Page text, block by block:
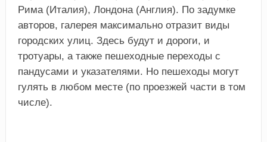
Рима (Италия), Лондона (Англия). По задумке
авторов, галерея максимально отразит виды
городских улиц. Здесь будут и дороги, и
тротуары, а также пешеходные переходы с
пандусами и указателями. Но пешеходы могут
гулять в любом месте (по проезжей части в том
числе).